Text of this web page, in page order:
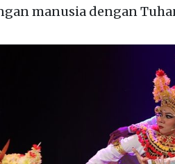
manusia dengan